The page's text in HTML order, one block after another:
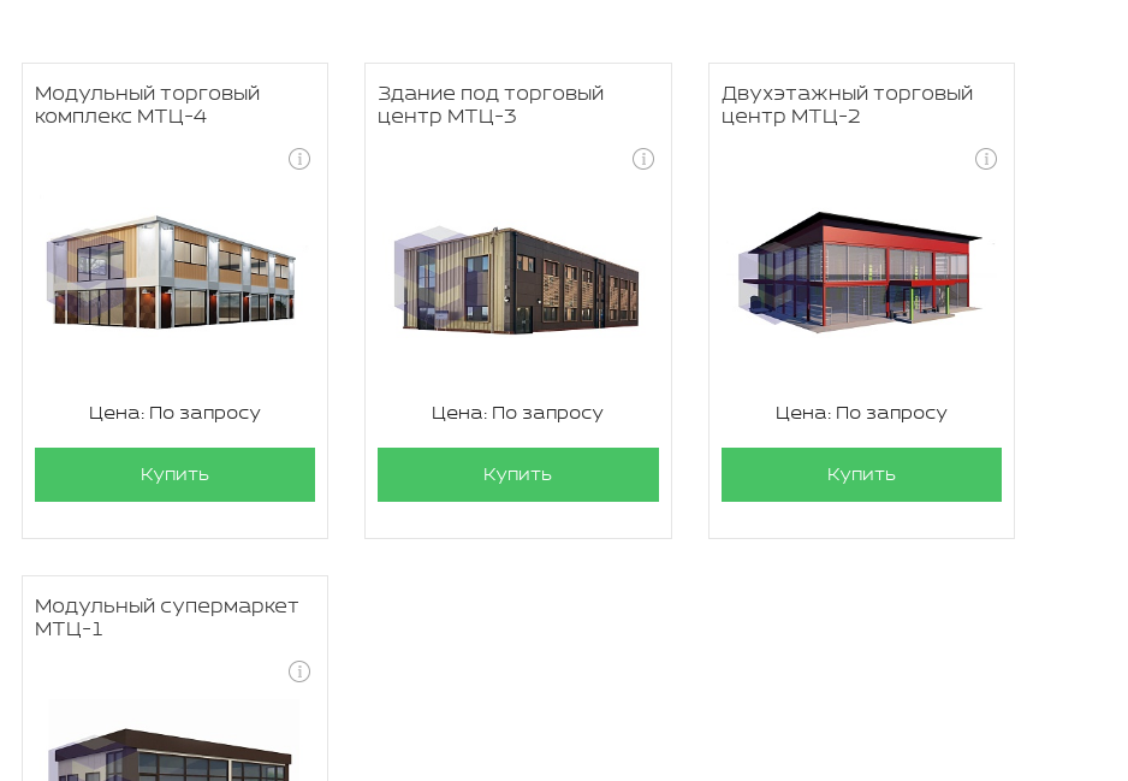
Модульный торговый
комплекс МТЦ-4
Цена: По запросу
Купить
Здание под торговый
центр МТЦ-3
Цена: По запросу
Купить
Двухэтажный торговый
центр МТЦ-2
Цена: По запросу
Купить
Модульный супермаркет
МТЦ-1